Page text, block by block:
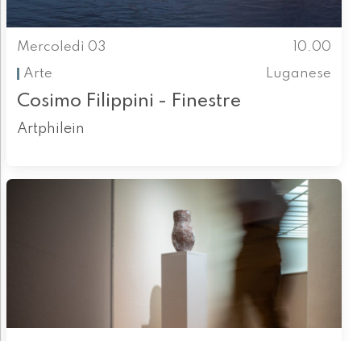
Mercoledì 03
10.00
Arte
Luganese
Cosimo Filippini - Finestre
Artphilein